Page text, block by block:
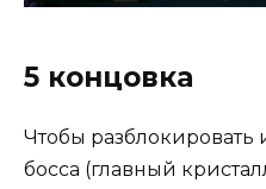
5 концовка
Чтобы разблокировать
босса (главный